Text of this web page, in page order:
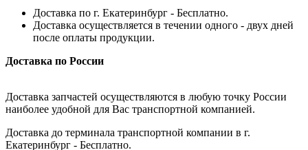
Доставка по г. Екатеринбург - Бесплатно.
Доставка осуществляется в течении одного - двух дней
после оплаты продукции.
Доставка по России
Доставка запчастей осуществляются в любую точку России
наиболее удобной для Вас транспортной компанией.
Доставка до терминала транспортной компании в г.
Екатеринбург - Бесплатно.